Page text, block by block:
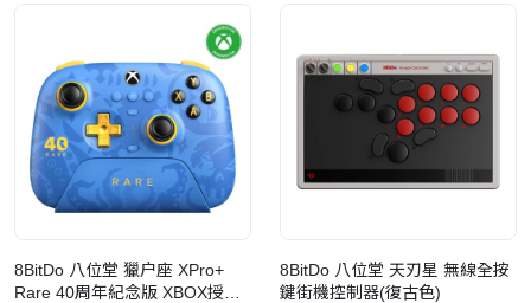
8BitDo 八位堂 獵户座 XPro+
Rare 40周年紀念版 XBOX授權
8BitDo 八位堂 天刃星 無線全按
鍵街機控制器(復古色)